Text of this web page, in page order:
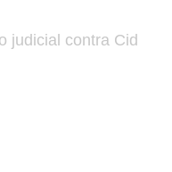
judicial contra Cid